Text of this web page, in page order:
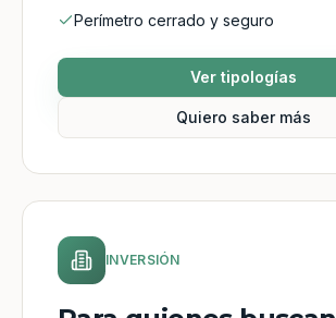
Perímetro cerrado y seguro
Ver tipologías
Quiero saber más
INVERSIÓN